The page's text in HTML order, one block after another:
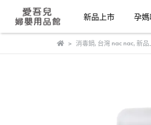
新品上市 孕
消毒鍋, 台灣 nac nac, 新品